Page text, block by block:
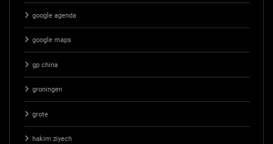
google agenda
google maps
gp china
groningen
grote
hakim ziyech